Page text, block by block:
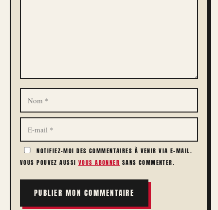
NOM
E-
MAIL
NOTIFIEZ-MOI DES COMMENTAIRES À VENIR VIA E-MAIL.
VOUS POUVEZ AUSSI VOUS ABONNER SANS COMMENTER.